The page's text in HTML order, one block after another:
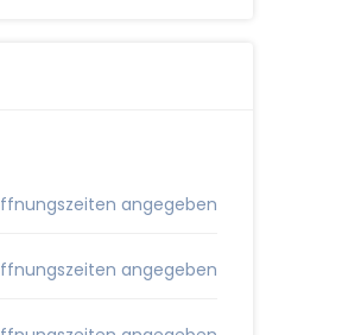
angegeben
angegeben